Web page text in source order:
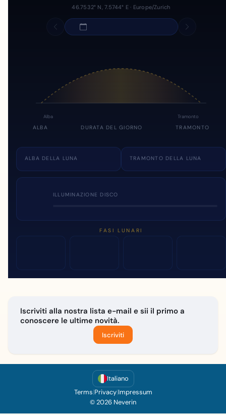
46.7532° N, 7.5744° E · Europe/Zurich
Alba Tramonto
ALBA DURATA DEL GIORNO TRAMONTO
ALBA DELLA LUNA TRAMONTO DELLA LUNA
ILLUMINAZIONE DISCO
FASI LUNARI
Iscriviti alla nostra lista e-mail e sii il primo a
conoscere le ultime novità.
Iscriviti
Italiano
Terms|Privacy|Impressum
© 2026 Neverin